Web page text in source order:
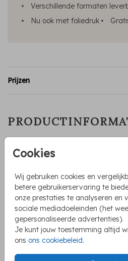
Cookies
Wij gebruiken cookies en
betere gebruikerservaring te
onze prestaties te analyseren en
sociale mediadoeleinden (het
gepersonaliseerde advertenties).
Je kunt jouw toestemming altijd
ons ons cookiebeleid.
Verschillende formaten
Nu ook met foliedruk
Prijzen
Maak de geboorte van jullie kleine
met een schattige roze luchtballon
erin. Geef je geboortekaartjes een
de envelop met deze sticker af te
stickers natuurlijk ook gebruiken
Toon meer
COLLECTIE
Sluitstickers geboorte